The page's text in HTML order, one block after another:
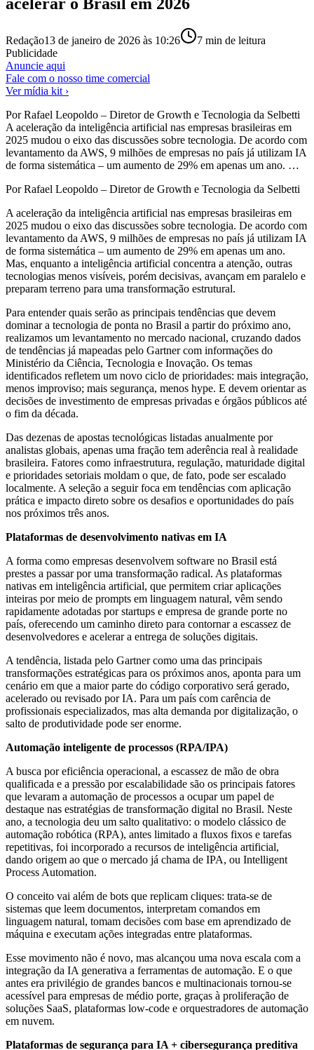
Redação13 de janeiro de 2026 às 10:26 7 min de leitura
Publicidade
Anuncie aqui
Fale com o nosso time comercial
Ver mídia kit ›
Por Rafael Leopoldo – Diretor de Growth e Tecnologia da Selbetti
A aceleração da inteligência artificial nas empresas brasileiras em
2025 mudou o eixo das discussões sobre tecnologia. De acordo com
levantamento da AWS, 9 milhões de empresas no país já utilizam IA
de forma sistemática – um aumento de 29% em apenas um ano. …
Por Rafael Leopoldo – Diretor de Growth e Tecnologia da Selbetti
A aceleração da inteligência artificial nas empresas brasileiras em
2025 mudou o eixo das discussões sobre tecnologia. De acordo com
levantamento da AWS, 9 milhões de empresas no país já utilizam IA
de forma sistemática – um aumento de 29% em apenas um ano.
Mas, enquanto a inteligência artificial concentra a atenção, outras
tecnologias menos visíveis, porém decisivas, avançam em paralelo e
preparam terreno para uma transformação estrutural.
Para entender quais serão as principais tendências que devem
dominar a tecnologia de ponta no Brasil a partir do próximo ano,
realizamos um levantamento no mercado nacional, cruzando dados
de tendências já mapeadas pelo Gartner com informações do
Ministério da Ciência, Tecnologia e Inovação. Os temas
identificados refletem um novo ciclo de prioridades: mais integração,
menos improviso; mais segurança, menos hype. E devem orientar as
decisões de investimento de empresas privadas e órgãos públicos até
o fim da década.
Das dezenas de apostas tecnológicas listadas anualmente por
analistas globais, apenas uma fração tem aderência real à realidade
brasileira. Fatores como infraestrutura, regulação, maturidade digital
e prioridades setoriais moldam o que, de fato, pode ser escalado
localmente. A seleção a seguir foca em tendências com aplicação
prática e impacto direto sobre os desafios e oportunidades do país
nos próximos três anos.
Plataformas de desenvolvimento nativas em IA
A forma como empresas desenvolvem software no Brasil está
prestes a passar por uma transformação radical. As plataformas
nativas em inteligência artificial, que permitem criar aplicações
inteiras por meio de prompts em linguagem natural, vêm sendo
rapidamente adotadas por startups e empresa de grande porte no
país, oferecendo um caminho direto para contornar a escassez de
desenvolvedores e acelerar a entrega de soluções digitais.
A tendência, listada pelo Gartner como uma das principais
transformações estratégicas para os próximos anos, aponta para um
cenário em que a maior parte do código corporativo será gerado,
acelerado ou revisado por IA. Para um país com carência de
profissionais especializados, mas alta demanda por digitalização, o
salto de produtividade pode ser enorme.
Automação inteligente de processos (RPA/IPA)
A busca por eficiência operacional, a escassez de mão de obra
qualificada e a pressão por escalabilidade são os principais fatores
que levaram a automação de processos a ocupar um papel de
destaque nas estratégias de transformação digital no Brasil. Neste
ano, a tecnologia deu um salto qualitativo: o modelo clássico de
automação robótica (RPA), antes limitado a fluxos fixos e tarefas
repetitivas, foi incorporado a recursos de inteligência artificial,
dando origem ao que o mercado já chama de IPA, ou Intelligent
Process Automation.
O conceito vai além de bots que replicam cliques: trata-se de
sistemas que leem documentos, interpretam comandos em
linguagem natural, tomam decisões com base em aprendizado de
máquina e executam ações integradas entre plataformas.
Esse movimento não é novo, mas alcançou uma nova escala com a
integração da IA generativa a ferramentas de automação. E o que
antes era privilégio de grandes bancos e multinacionais tornou-se
acessível para empresas de médio porte, graças à proliferação de
soluções SaaS, plataformas low-code e orquestradores de automação
em nuvem.
Plataformas de segurança para IA + cibersegurança preditiva